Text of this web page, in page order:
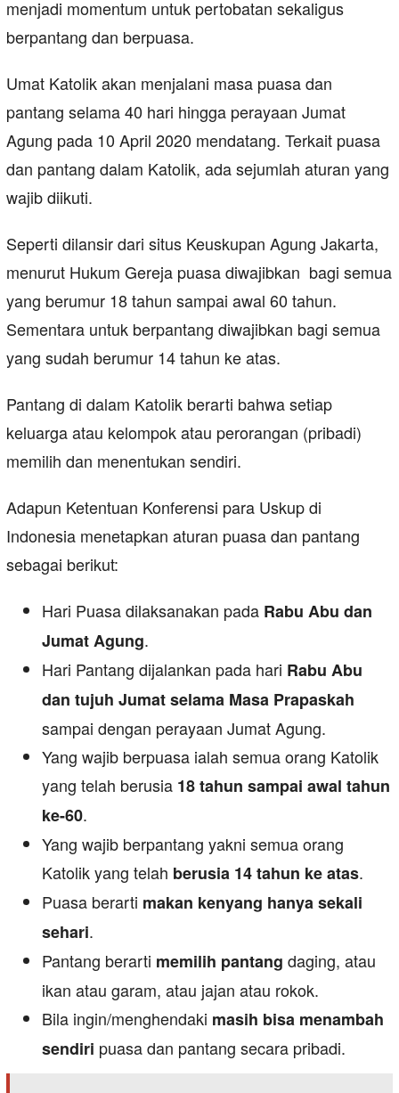
menjadi momentum untuk pertobatan sekaligus
berpantang dan berpuasa.
Umat Katolik akan menjalani masa puasa dan
pantang selama 40 hari hingga perayaan Jumat
Agung pada 10 April 2020 mendatang. Terkait puasa
dan pantang dalam Katolik, ada sejumlah aturan yang
wajib diikuti.
Seperti dilansir dari situs Keuskupan Agung Jakarta,
menurut Hukum Gereja puasa diwajibkan bagi semua
yang berumur 18 tahun sampai awal 60 tahun.
Sementara untuk berpantang diwajibkan bagi semua
yang sudah berumur 14 tahun ke atas.
Pantang di dalam Katolik berarti bahwa setiap
keluarga atau kelompok atau perorangan (pribadi)
memilih dan menentukan sendiri.
Adapun Ketentuan Konferensi para Uskup di
Indonesia menetapkan aturan puasa dan pantang
sebagai berikut:
Hari Puasa dilaksanakan pada Rabu Abu dan
Jumat Agung.
Hari Pantang dijalankan pada hari Rabu Abu
dan tujuh Jumat selama Masa Prapaskah
sampai dengan perayaan Jumat Agung.
Yang wajib berpuasa ialah semua orang Katolik
yang telah berusia 18 tahun sampai awal tahun
ke-60.
Yang wajib berpantang yakni semua orang
Katolik yang telah berusia 14 tahun ke atas.
Puasa berarti makan kenyang hanya sekali
sehari.
Pantang berarti memilih pantang daging, atau
ikan atau garam, atau jajan atau rokok.
Bila ingin/menghendaki masih bisa menambah
sendiri puasa dan pantang secara pribadi.